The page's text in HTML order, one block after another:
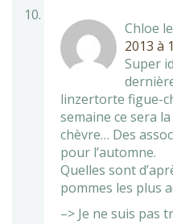
Chloe le
2013 à
Super
linzertorte figue-
semaine ce sera
chèvre… Des
pour l’automne.
Quelles sont
pommes les plus
–> Je ne suis pas